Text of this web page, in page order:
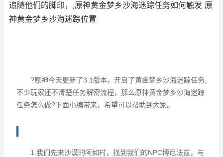
追随他们的脚印，,原神黄金梦乡沙海迷踪任务如何触发 原
神黄金梦乡沙海迷踪位置
?原神今天更新了3.1版本，开启了黄金梦乡沙海迷踪任务,
不少玩家还不清楚任务解密流程，那么原神黄金梦乡沙海迷踪
任务怎么做?下面小编带来，希望可以帮助到大家。
1.我们先来沙漠的阿如村，找到我们的NPC博尼法兹，与